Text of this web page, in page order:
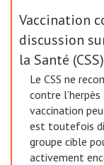
Vaccination
discussion
la Santé (CSS)
Le CSS ne
contre
vaccination
est toutefois
groupe cible
activement